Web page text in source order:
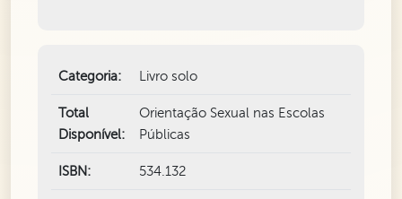
Categoria: Livro solo
Total
Disponível:
Orientação Sexual nas Escolas
Públicas
ISBN: 534.132